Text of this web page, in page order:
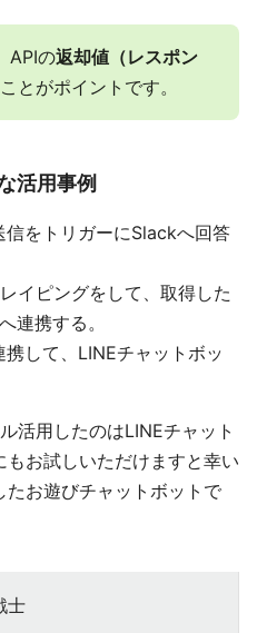
APIの返却値（レスポン
ことがポイントです。
活用事例
をトリガーにSlackへ回答
イピングをして、取得した
連携する。
して、LINEチャットボッ
活用したのはLINEチャット
お試しいただけますと幸い
お遊びチャットボットで
士